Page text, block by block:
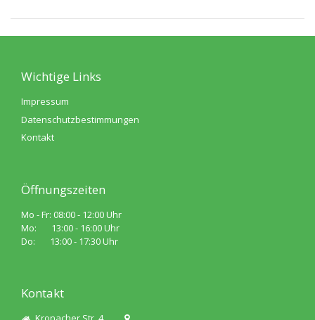
Wichtige Links
Impressum
Datenschutzbestimmungen
Kontakt
Öffnungszeiten
Mo - Fr: 08:00 - 12:00 Uhr
Mo: 13:00 - 16:00 Uhr
Do: 13:00 - 17:30 Uhr
Kontakt